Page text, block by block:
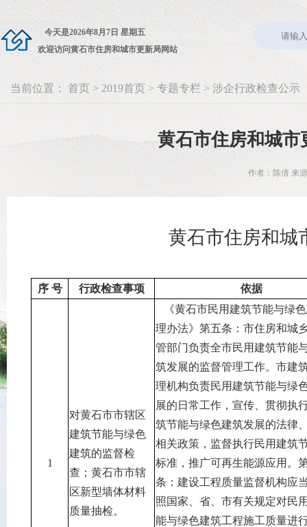
今天是2026年8月7日 星期五
欢迎访问黄石市住房和城市更新局网站
当前位置： 首页 > 2019首页 > 专题专栏 > 涉企行政检查公示
黄石市住房和城市
作者：陈倩 来
黄石市住房和城
序 号 行政检查事项 依据
1
对黄石市市辖区
建筑节能与绿色
建筑的监督检
查；黄石市市辖
区新型墙体材料
质量抽检。
《黄石市民用建筑节能与绿
理办法》第五条：市住房和城
管部门负责全市民用建筑节能
筑发展的监督管理工作。市建
理机构负责民用建筑节能与绿
展的日常工作，宣传、贯彻执
筑节能与绿色建筑发展的法律
相关政策，监督执行民用建筑
标准，推广可再生能源应用。
条：建设工程质量监督机构应
照国家、省、市有关规定对民
能与绿色建筑工程施工质量进